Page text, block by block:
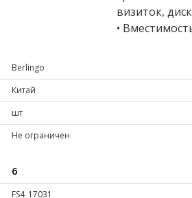
визиток,
•
Berlingo
Китай
шт
Не ограничен
6
FS4_17031